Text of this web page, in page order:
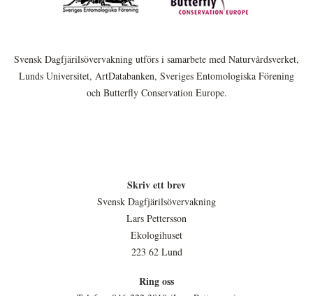
Svensk Dagfjärilsövervakning utförs i samarbete med Naturvårdsverket,
Lunds Universitet, ArtDatabanken, Sveriges Entomologiska Förening
och Butterfly Conservation Europe.
Skriv ett brev
Svensk Dagfjärilsövervakning
Lars Pettersson
Ekologihuset
223 62 Lund
Ring oss